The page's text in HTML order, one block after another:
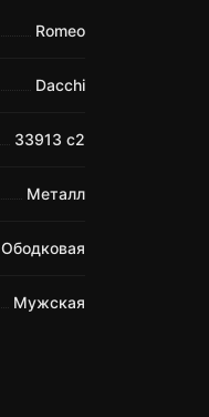
Romeo
Dacchi
33913 c2
Металл
Ободковая
Мужская